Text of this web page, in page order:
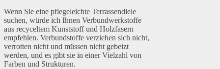
Wenn Sie eine pflegeleichte Terrassendiele
suchen, würde ich Ihnen Verbundwerkstoffe
aus recyceltem Kunststoff und Holzfasern
empfehlen. Verbundstoffe verziehen sich nicht,
verrotten nicht und müssen nicht gebeizt
werden, und es gibt sie in einer Vielzahl von
Farben und Strukturen.